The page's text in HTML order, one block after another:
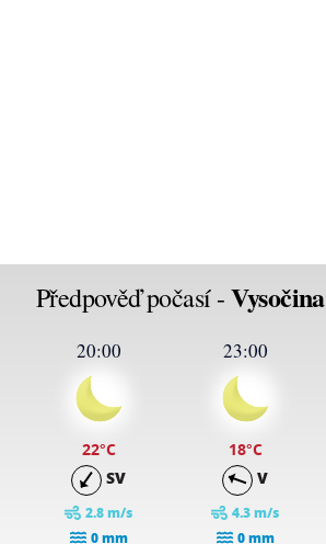
Předpověď počasí -Vysočina
20:00
22°C
SV
2.8 m/s
0 mm
23:00
18°C
V
4.3 m/s
0 mm